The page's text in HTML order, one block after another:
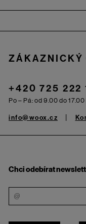
ZÁKAZNICKÝ
+420 725 222
Po – Pá: od 9.00 do 17.00
info@woox.cz
Chci odebírat